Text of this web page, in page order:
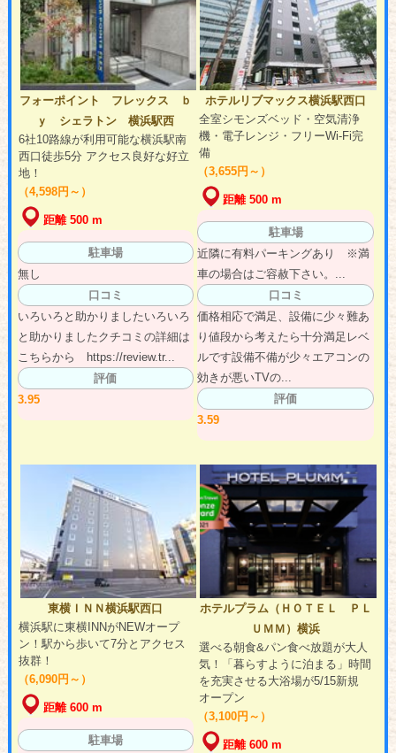
フォーポイント フレックス ｂ
ｙ シェラトン 横浜駅西
6社10路線が利用可能な横浜駅南
西口徒歩5分 アクセス良好な好立
地！
（4,598円～）
距離 500 m
駐車場
無し
口コミ
いろいろと助かりましたいろいろ
と助かりましたクチコミの詳細は
こちらから https://review.tr...
評価
3.95
ホテルリブマックス横浜駅西口
全室シモンズベッド・空気清浄
機・電子レンジ・フリーWi‐Fi完
備
（3,655円～）
距離 500 m
駐車場
近隣に有料パーキングあり ※満
車の場合はご容赦下さい。...
口コミ
価格相応で満足、設備に少々難あ
り値段から考えたら十分満足レベ
ルです設備不備が少々エアコンの
効きが悪いTVの...
評価
3.59
東横ＩＮＮ横浜駅西口
横浜駅に東横INNがNEWオープ
ン！駅から歩いて7分とアクセス
抜群！
（6,090円～）
距離 600 m
駐車場
ホテルプラム（ＨＯＴＥＬ ＰＬ
ＵＭＭ）横浜
選べる朝食&パン食べ放題が大人
気！「暮らすように泊まる」時間
を充実させる大浴場が5/15新規
オープン
（3,100円～）
距離 600 m